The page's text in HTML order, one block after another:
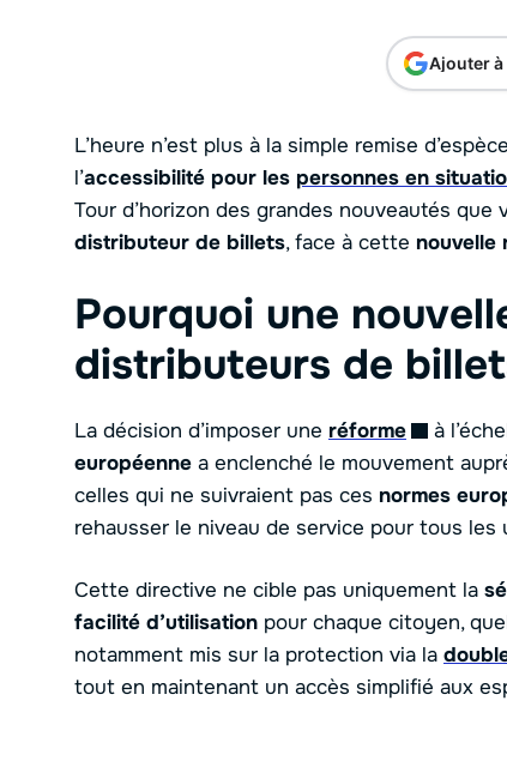
Ajouter
L’heure n’est plus à la simple remise
l’accessibilité pour les personnes en
Tour d’horizon des grandes nouveautés
distributeur de billets, face à cette nouvelle
Pourquoi une
distributeurs de
La décision d’imposer une réforme à
européenne a enclenché le mouvement
celles qui ne suivraient pas ces normes
rehausser le niveau de service pour tous les
Cette directive ne cible pas uniquement la
facilité d’utilisation pour chaque citoyen,
notamment mis sur la protection via la
tout en maintenant un accès simplifié aux